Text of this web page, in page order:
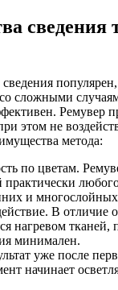
сведения
сложными
Ремувер
этом не
метода:
по цветам.
практически
и
В отличие
нагревом тканей,
минимален.
уже после
начинает